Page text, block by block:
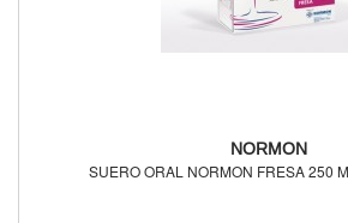
NORMON
SUERO ORAL NORMON FRESA 250